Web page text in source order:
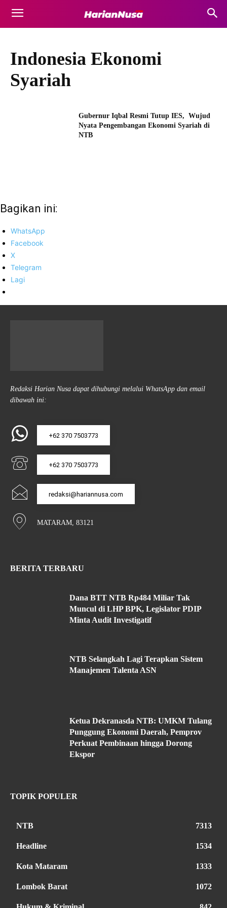
Indonesia Ekonomi
Syariah
Gubernur Iqbal Resmi Tutup IES, Wujud
Nyata Pengembangan Ekonomi Syariah di
NTB
Bagikan ini:
WhatsApp
Facebook
X
Telegram
Lagi
Redaksi Harian Nusa dapat dihubungi melalui WhatsApp dan email
dibawah ini:
+62 370 7503773
+62 370 7503773
redaksi@hariannusa.com
MATARAM, 83121
BERITA TERBARU
Dana BTT NTB Rp484 Miliar Tak
Muncul di LHP BPK, Legislator PDIP
Minta Audit Investigatif
NTB Selangkah Lagi Terapkan Sistem
Manajemen Talenta ASN
Ketua Dekranasda NTB: UMKM Tulang
Punggung Ekonomi Daerah, Pemprov
Perkuat Pembinaan hingga Dorong
Ekspor
TOPIK POPULER
NTB 7313
Headline 1534
Kota Mataram 1333
Lombok Barat 1072